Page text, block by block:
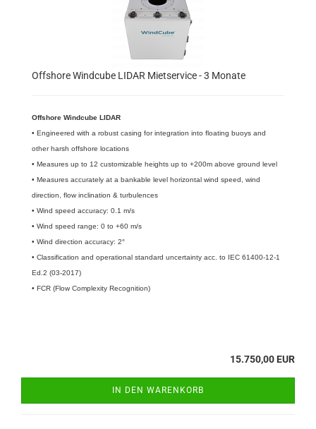
Offshore Windcube LIDAR Mietservice - 3 Monate
Offshore Windcube LIDAR
• Engineered with a robust casing for integration into floating buoys and
other harsh offshore locations
• Measures up to 12 customizable heights up to +200m above ground level
• Measures accurately at a bankable level horizontal wind speed, wind
direction, flow inclination & turbulences
• Wind speed accuracy: 0.1 m/s
• Wind speed range: 0 to +60 m/s
• Wind direction accuracy: 2°
• Classification and operational standard uncertainty acc. to IEC 61400-12-1
Ed.2 (03-2017)
• FCR (Flow Complexity Recognition)
15.750,00 EUR
IN DEN WARENKORB